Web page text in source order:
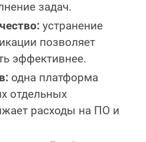
задач.
устранение
позволяет
эффективнее.
одна платформа
отдельных
расходы на ПО и